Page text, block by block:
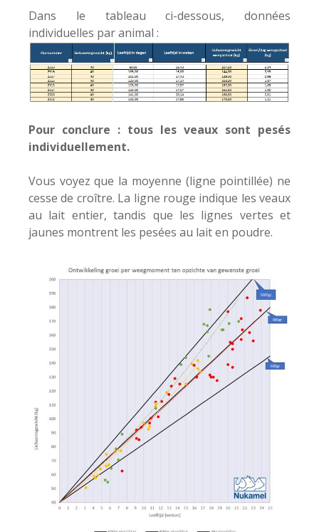
Dans le tableau ci-dessous, données
individuelles par animal :
Pour conclure : tous les veaux sont pesés
individuellement.
Vous voyez que la moyenne (ligne pointillée) ne
cesse de croître. La ligne rouge indique les veaux
au lait entier, tandis que les lignes vertes et
jaunes montrent les pesées au lait en poudre.